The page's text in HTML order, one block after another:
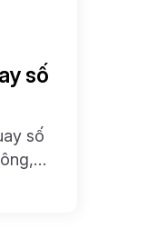
số
số